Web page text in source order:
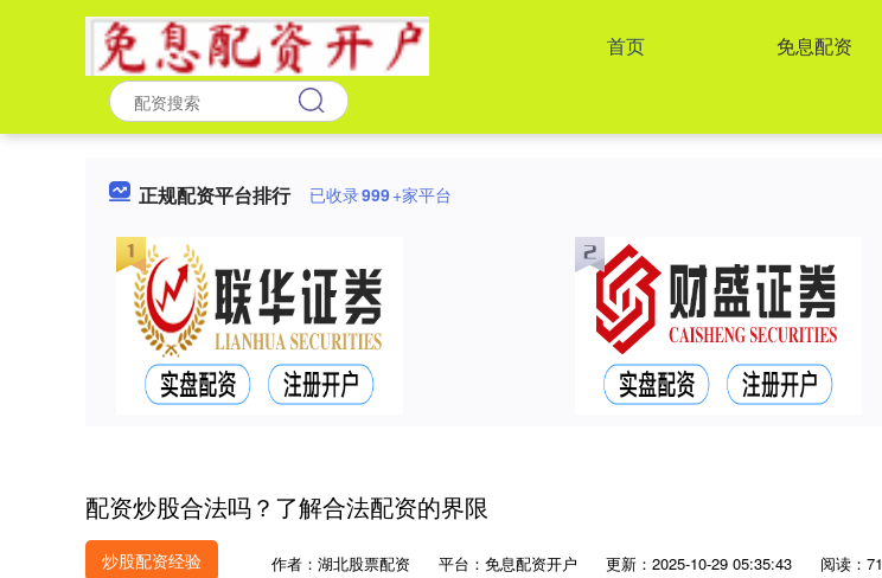
首页 免息配资
正规配资平台排行 已收录999+家平台
配资炒股合法吗？了解合法配资的界限
炒股配资经验 作者：湖北股票配资 平台：免息配资开户 更新：2025-10-29 05:35:43 阅读：71